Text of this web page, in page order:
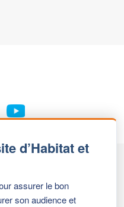
d’Habitat et
assurer le bon
son audience et